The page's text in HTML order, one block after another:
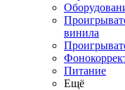
винила
Питание
Ещё